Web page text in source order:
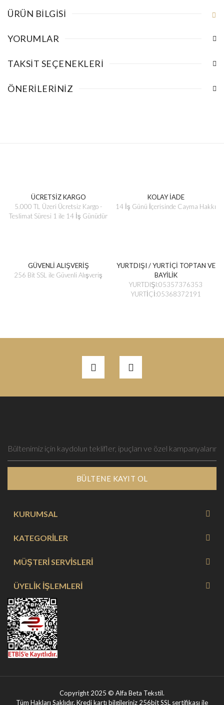
ÜRÜN BILGISI
YORUMLAR
TAKSIT SEÇENEKLERI
ÖNERILERINIZ
ÜCRETSİZ KARGO
5.000 TL Üzeri Ücretsiz Kargo -
Teslimat Süresi 1 ile 14 İş Günüdür
KOLAY İADE
14 İş Günü İçerisinde Cayma Hakkı
GÜVENLİ ALIŞVERİŞ
256 Bit SSL ile Güvenli Alışveriş
YURTDIŞI / YURTİÇİ TOPTAN VE
BAYİLİK
YURTDIŞI:05357376353
YURTİÇİ:05368372191
BÜLTENE KAYIT OL
KURUMSAL
KATEGORİLER
MÜŞTERİ SERVİSLERİ
ÜYELİK İŞLEMLERİ
Copyright 2025 © Alfa Beta Tekstil.
Tüm Hakları Saklıdır. Kredi kartı bilgileriniz 256bit SSL sertifikası ile